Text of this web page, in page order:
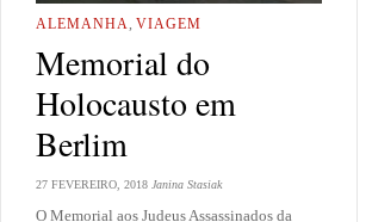
ALEMANHA, VIAGEM
Memorial do
Holocausto em
Berlim
27 FEVEREIRO, 2018 Janina Stasiak
O Memorial aos Judeus Assassinados da